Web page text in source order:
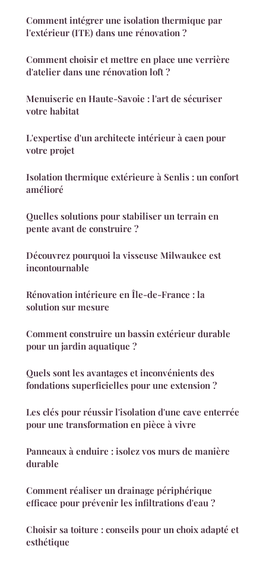
Comment intégrer une isolation thermique par
l'extérieur (ITE) dans une rénovation ?
Comment choisir et mettre en place une verrière
d'atelier dans une rénovation loft ?
Menuiserie en Haute-Savoie : l'art de sécuriser
votre habitat
L'expertise d'un architecte intérieur à caen pour
votre projet
Isolation thermique extérieure à Senlis : un confort
amélioré
Quelles solutions pour stabiliser un terrain en
pente avant de construire ?
Découvrez pourquoi la visseuse Milwaukee est
incontournable
Rénovation intérieure en Île-de-France : la
solution sur mesure
Comment construire un bassin extérieur durable
pour un jardin aquatique ?
Quels sont les avantages et inconvénients des
fondations superficielles pour une extension ?
Les clés pour réussir l'isolation d'une cave enterrée
pour une transformation en pièce à vivre
Panneaux à enduire : isolez vos murs de manière
durable
Comment réaliser un drainage périphérique
efficace pour prévenir les infiltrations d'eau ?
Choisir sa toiture : conseils pour un choix adapté et
esthétique